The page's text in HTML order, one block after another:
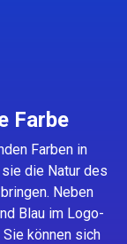
Farbe
Farben in
die Natur des
Neben
Blau im Logo-
können sich